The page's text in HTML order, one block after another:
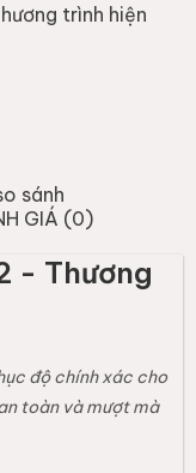
trình hiện
sánh
GIÁ (0)
- Thương
độ chính xác cho
toàn và mượt mà